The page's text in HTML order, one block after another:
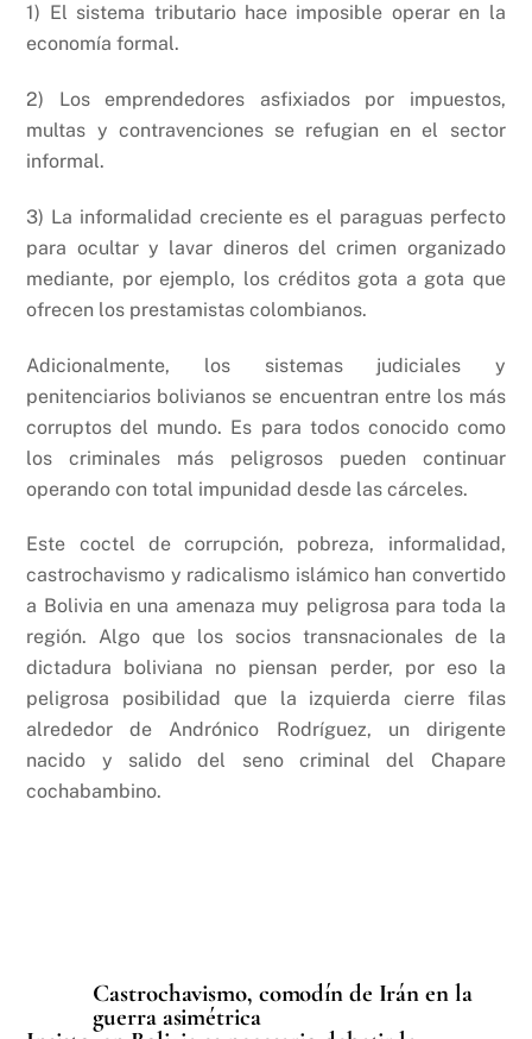
1) El sistema tributario hace imposible operar en la
economía formal.
2) Los emprendedores asfixiados por impuestos,
multas y contravenciones se refugian en el sector
informal.
3) La informalidad creciente es el paraguas perfecto
para ocultar y lavar dineros del crimen organizado
mediante, por ejemplo, los créditos gota a gota que
ofrecen los prestamistas colombianos.
Adicionalmente, los sistemas judiciales y
penitenciarios bolivianos se encuentran entre los más
corruptos del mundo. Es para todos conocido como
los criminales más peligrosos pueden continuar
operando con total impunidad desde las cárceles.
Este coctel de corrupción, pobreza, informalidad,
castrochavismo y radicalismo islámico han convertido
a Bolivia en una amenaza muy peligrosa para toda la
región. Algo que los socios transnacionales de la
dictadura boliviana no piensan perder, por eso la
peligrosa posibilidad que la izquierda cierre filas
alrededor de Andrónico Rodríguez, un dirigente
nacido y salido del seno criminal del Chapare
cochabambino.
Castrochavismo, comodín de Irán en la
guerra asimétrica